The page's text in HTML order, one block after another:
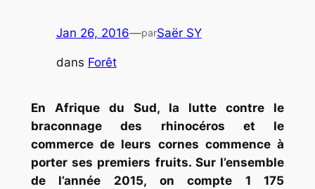
Jan 26, 2016—parSaër SY
dans Forêt
En Afrique du Sud, la lutte contre le
braconnage des rhinocéros et le
commerce de leurs cornes commence à
porter ses premiers fruits. Sur l’ensemble
de l’année 2015, on compte 1 175